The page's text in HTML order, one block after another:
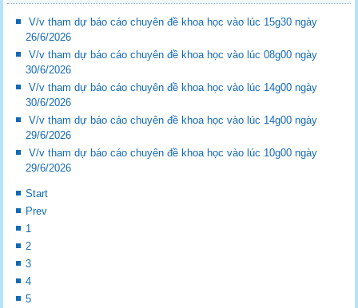
V/v tham dự báo cáo chuyên đề khoa học vào lúc 15g30 ngày
26/6/2026
V/v tham dự báo cáo chuyên đề khoa học vào lúc 08g00 ngày
30/6/2026
V/v tham dự báo cáo chuyên đề khoa học vào lúc 14g00 ngày
30/6/2026
V/v tham dự báo cáo chuyên đề khoa học vào lúc 14g00 ngày
29/6/2026
V/v tham dự báo cáo chuyên đề khoa học vào lúc 10g00 ngày
29/6/2026
Start
Prev
1
2
3
4
5